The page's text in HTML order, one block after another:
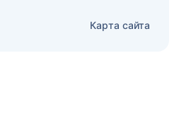
Карта сайта